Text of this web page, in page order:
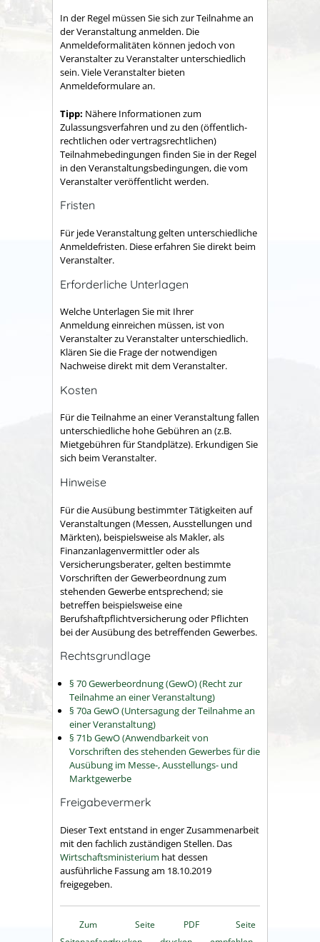
In der Regel müssen Sie sich zur Teilnahme an
der Veranstaltung anmelden. Die
Anmeldeformalitäten können jedoch von
Veranstalter zu Veranstalter unterschiedlich
sein. Viele Veranstalter bieten
Anmeldeformulare an.
Tipp: Nähere Informationen zum
Zulassungsverfahren und zu den (öffentlich-
rechtlichen oder vertragsrechtlichen)
Teilnahmebedingungen finden Sie in der Regel
in den Veranstaltungsbedingungen, die vom
Veranstalter veröffentlicht werden.
Fristen
Für jede Veranstaltung gelten unterschiedliche
Anmeldefristen. Diese erfahren Sie direkt beim
Veranstalter.
Erforderliche Unterlagen
Welche Unterlagen Sie mit Ihrer
Anmeldung einreichen müssen, ist von
Veranstalter zu Veranstalter unterschiedlich.
Klären Sie die Frage der notwendigen
Nachweise direkt mit dem Veranstalter.
Kosten
Für die Teilnahme an einer Veranstaltung fallen
unterschiedliche hohe Gebühren an (z.B.
Mietgebühren für Standplätze). Erkundigen Sie
sich beim Veranstalter.
Hinweise
Für die Ausübung bestimmter Tätigkeiten auf
Veranstaltungen (Messen, Ausstellungen und
Märkten), beispielsweise als Makler, als
Finanzanlagenvermittler oder als
Versicherungsberater, gelten bestimmte
Vorschriften der Gewerbeordnung zum
stehenden Gewerbe entsprechend; sie
betreffen beispielsweise eine
Berufshaftpflichtversicherung oder Pflichten
bei der Ausübung des betreffenden Gewerbes.
Rechtsgrundlage
§ 70 Gewerbeordnung (GewO) (Recht zur
Teilnahme an einer Veranstaltung)
§ 70a GewO (Untersagung der Teilnahme an
einer Veranstaltung)
§ 71b GewO (Anwendbarkeit von
Vorschriften des stehenden Gewerbes für die
Ausübung im Messe-, Ausstellungs- und
Marktgewerbe
Freigabevermerk
Dieser Text entstand in enger Zusammenarbeit
mit den fachlich zuständigen Stellen. Das
Wirtschaftsministerium hat dessen
ausführliche Fassung am 18.10.2019
freigegeben.
Zum
Seite
PDF
Seite